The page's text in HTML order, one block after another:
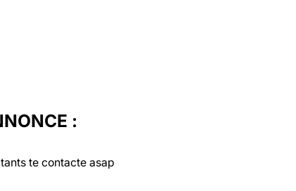
:
te contacte asap